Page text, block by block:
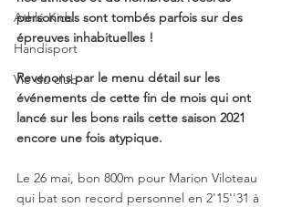
Athlé Kids
Handisport
Vie du club
personnels sont tombés parfois sur des
épreuves inhabituelles !
Revenons par le menu détail sur les
événements de cette fin de mois qui ont
lancé sur les bons rails cette saison 2021
encore une fois atypique.
Le 26 mai, bon 800m pour Marion Viloteau
qui bat son record personnel en 2'15''31 à